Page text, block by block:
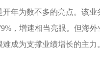
开年为数不多的亮点。该
，增速相当亮眼。但海
成为支撑业绩增长的主力